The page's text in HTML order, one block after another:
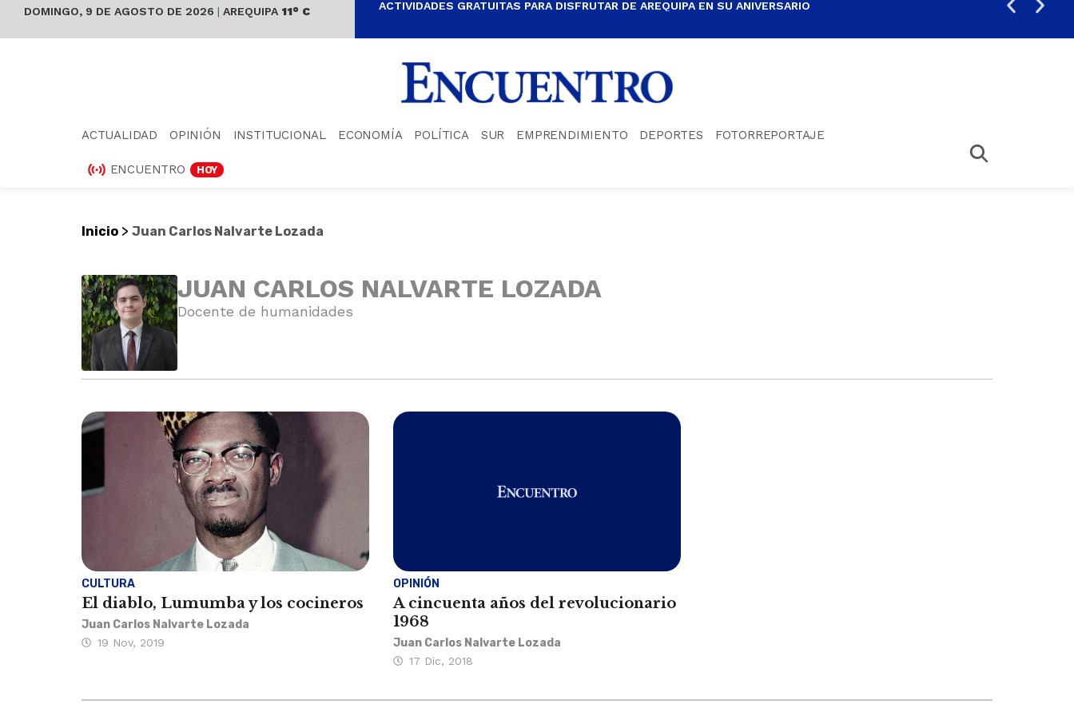
DOMINGO, 9 DE AGOSTO DE 2026 | AREQUIPA 11° C ACTIVIDADES GRATUITAS PARA DISFRUTAR DE AREQUIPA EN SU ANIVERSARIO
ACTUALIDAD OPINIÓN INSTITUCIONAL ECONOMÍA POLÍTICA SUR EMPRENDIMIENTO DEPORTES FOTORREPORTAJE
ENCUENTRO HOY
Inicio > Juan Carlos Nalvarte Lozada
JUAN CARLOS NALVARTE LOZADA
Docente de humanidades
CULTURA
El diablo, Lumumba y los cocineros
Juan Carlos Nalvarte Lozada
19 Nov, 2019
OPINIÓN
A cincuenta años del revolucionario
1968
Juan Carlos Nalvarte Lozada
17 Dic, 2018